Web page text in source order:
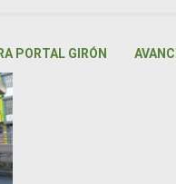
PORTAL GIRÓN